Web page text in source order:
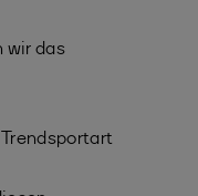
wir das